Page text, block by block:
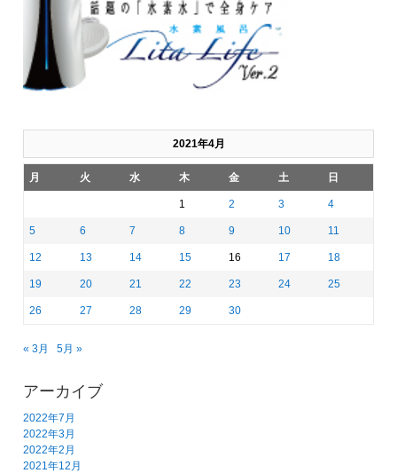
2021年4月
月 火 水 木 金 土 日
1 2 3 4
5 6 7 8 9 10 11
12 13 14 15 16 17 18
19 20 21 22 23 24 25
26 27 28 29 30
« 3月 5月 »
アーカイブ
2022年7月
2022年3月
2022年2月
2021年12月